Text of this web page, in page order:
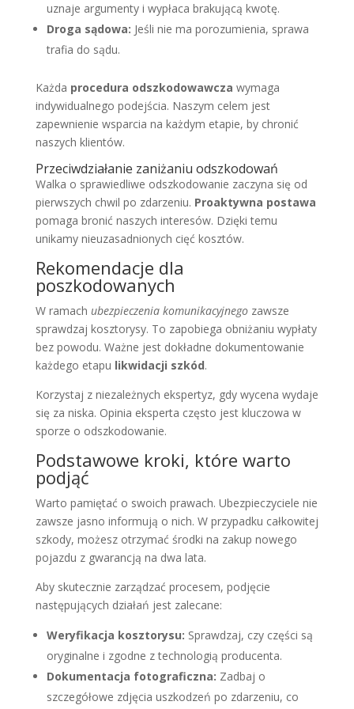
uznaje argumenty i wypłaca brakującą kwotę.
Droga sądowa: Jeśli nie ma porozumienia, sprawa
trafia do sądu.
Każda procedura odszkodowawcza wymaga
indywidualnego podejścia. Naszym celem jest
zapewnienie wsparcia na każdym etapie, by chronić
naszych klientów.
Przeciwdziałanie zaniżaniu odszkodowań
Walka o sprawiedliwe odszkodowanie zaczyna się od
pierwszych chwil po zdarzeniu. Proaktywna postawa
pomaga bronić naszych interesów. Dzięki temu
unikamy nieuzasadnionych cięć kosztów.
Rekomendacje dla
poszkodowanych
W ramach ubezpieczenia komunikacyjnegozawsze
sprawdzaj kosztorysy. To zapobiega obniżaniu wypłaty
bez powodu. Ważne jest dokładne dokumentowanie
każdego etapu likwidacji szkód.
Korzystaj z niezależnych ekspertyz, gdy wycena wydaje
się za niska. Opinia eksperta często jest kluczowa w
sporze o odszkodowanie.
Podstawowe kroki, które warto
podjąć
Warto pamiętać o swoich prawach. Ubezpieczyciele nie
zawsze jasno informują o nich. W przypadku całkowitej
szkody, możesz otrzymać środki na zakup nowego
pojazdu z gwarancją na dwa lata.
Aby skutecznie zarządzać procesem, podjęcie
następujących działań jest zalecane:
Weryfikacja kosztorysu: Sprawdzaj, czy części są
oryginalne i zgodne z technologią producenta.
Dokumentacja fotograficzna: Zadbaj o
szczegółowe zdjęcia uszkodzeń po zdarzeniu, co